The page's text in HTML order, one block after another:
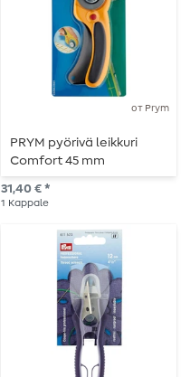
от Prym
PRYM pyörivä leikkuri
Comfort 45 mm
31,40 € *
1 Kappale